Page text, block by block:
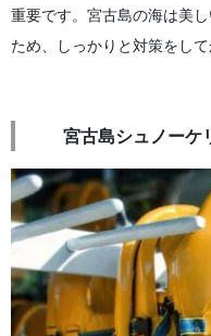
重要です。宮古島の海は美
ため、しっかりと対策をし
宮古島シュノーケ